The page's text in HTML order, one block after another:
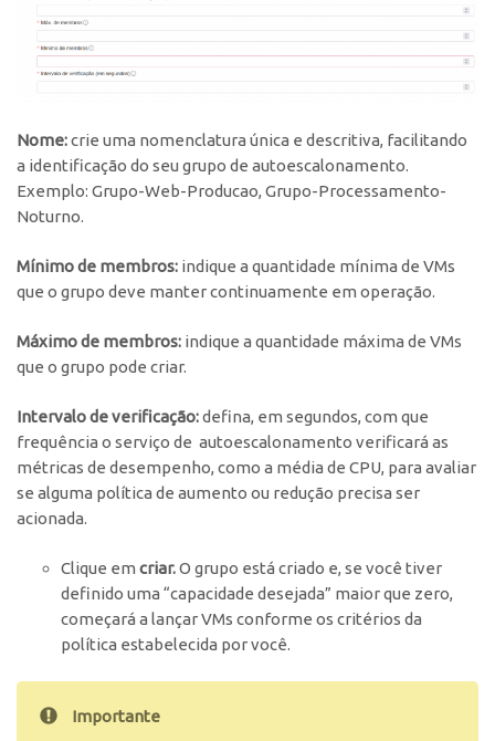
Nome:crie uma nomenclatura única e descritiva, facilitando
a identificação do seu grupo de autoescalonamento.
Exemplo: Grupo-Web-Producao, Grupo-Processamento-
Noturno.
Mínimo de membros: indique a quantidade mínima de VMs
que o grupo deve manter continuamente em operação.
Máximo de membros: indique a quantidade máxima de VMs
que o grupo pode criar.
Intervalo de verificação:defina, em segundos, com que
frequência o serviço de autoescalonamento verificará as
métricas de desempenho, como a média de CPU, para avaliar
se alguma política de aumento ou redução precisa ser
acionada.
Clique em criar.O grupo está criado e, se você tiver
definido uma “capacidade desejada” maior que zero,
começará a lançar VMs conforme os critérios da
política estabelecida por você.
Importante